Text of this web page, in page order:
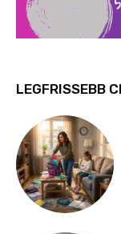
LEGFRISSEBB